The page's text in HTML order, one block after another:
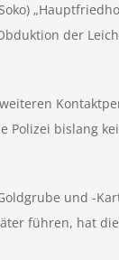
der
bislang
und -
führen, hat